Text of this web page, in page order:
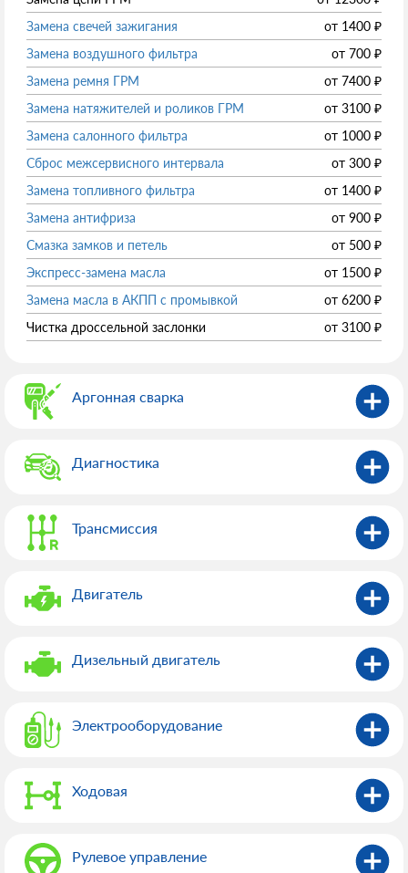
Замена свечей зажигания
от 1400 ₽
Замена воздушного фильтра
от 700 ₽
Замена ремня ГРМ
от 7400 ₽
Замена натяжителей и роликов ГРМ
от 3100 ₽
Замена салонного фильтра
от 1000 ₽
Сброс межсервисного интервала
от 300 ₽
Замена топливного фильтра
от 1400 ₽
Замена антифриза
от 900 ₽
Смазка замков и петель
от 500 ₽
Экспресс-замена масла
от 1500 ₽
Замена масла в АКПП с промывкой
от 6200 ₽
Чистка дроссельной заслонки
от 3100 ₽
Аргонная сварка
Диагностика
Трансмиссия
Двигатель
Дизельный двигатель
Электрооборудованиe
Ходовая
Рулевое управление